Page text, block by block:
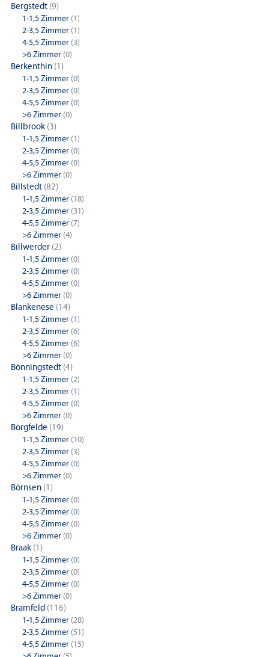
Bergstedt (9)
1-1,5 Zimmer (1)
2-3,5 Zimmer (1)
4-5,5 Zimmer (3)
>6 Zimmer (0)
Berkenthin (1)
1-1,5 Zimmer (0)
2-3,5 Zimmer (0)
4-5,5 Zimmer (0)
>6 Zimmer (0)
Billbrook (3)
1-1,5 Zimmer (1)
2-3,5 Zimmer (0)
4-5,5 Zimmer (0)
>6 Zimmer (0)
Billstedt (82)
1-1,5 Zimmer (18)
2-3,5 Zimmer (31)
4-5,5 Zimmer (7)
>6 Zimmer (4)
Billwerder (2)
1-1,5 Zimmer (0)
2-3,5 Zimmer (0)
4-5,5 Zimmer (0)
>6 Zimmer (0)
Blankenese (14)
1-1,5 Zimmer (1)
2-3,5 Zimmer (6)
4-5,5 Zimmer (6)
>6 Zimmer (0)
Bönningstedt (4)
1-1,5 Zimmer (2)
2-3,5 Zimmer (1)
4-5,5 Zimmer (0)
>6 Zimmer (0)
Borgfelde (19)
1-1,5 Zimmer (10)
2-3,5 Zimmer (3)
4-5,5 Zimmer (0)
>6 Zimmer (0)
Börnsen (1)
1-1,5 Zimmer (0)
2-3,5 Zimmer (0)
4-5,5 Zimmer (0)
>6 Zimmer (0)
Braak (1)
1-1,5 Zimmer (0)
2-3,5 Zimmer (0)
4-5,5 Zimmer (0)
>6 Zimmer (0)
Bramfeld (116)
1-1,5 Zimmer (28)
2-3,5 Zimmer (51)
4-5,5 Zimmer (15)